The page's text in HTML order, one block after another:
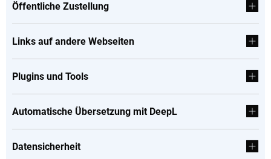
Öffentliche Zustellung
Links auf andere Webseiten
Plugins und Tools
Automatische Übersetzung mit DeepL
Datensicherheit